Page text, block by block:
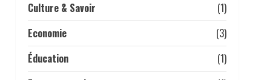
Culture & Savoir
(1)
Economie
(3)
Éducation
(1)